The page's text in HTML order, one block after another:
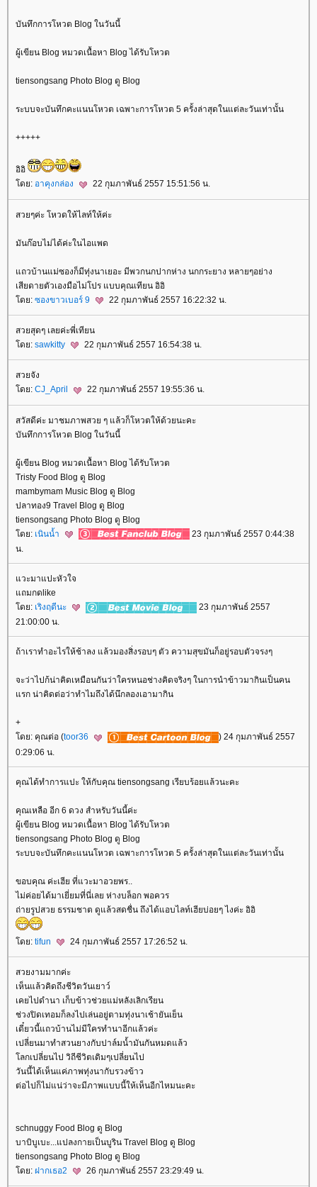
บันทึกการโหวต Blog ในวันนี้
ผู้เขียน Blog หมวดเนื้อหา Blog ได้รับโหวต
tiensongsang Photo Blog ดู Blog
ระบบจะบันทึกคะแนนโหวต เฉพาะการโหวต 5 ครั้งล่าสุดในแต่ละวันเท่านั้น
+++++
อิอิ
ดย: อาคุงกล่อง 22 กุมภาพันธ์ 2557 15:51:56 น.
สวยๆค่ะ โหวดให้ไลท์ให้ค่ะ
มันก๊อบไม่ได้ค่ะในไอแพด
ถวบ้านแม่ซองก็มีทุ่งนาเยอะ มีพวกนกปากห่าง นกกระยาง หลายๆอย่าง
เสียดายตัวเองมือไม่โปร แบบคุณเทียน อิอิ
ดย: ซองขาวเบอร์ 9 22 กุมภาพันธ์ 2557 16:22:32 น.
สวยสุดๆ เลยค่ะพี่เทียน
ดย: sawkitty 22 กุมภาพันธ์ 2557 16:54:38 น.
สวยจัง
ดย: CJ_April 22 กุมภาพันธ์ 2557 19:55:36 น.
สวัสดีค่ะ มาชมภาพสวย ๆ แล้วก็โหวตให้ด้วยนะคะ
บันทึกการโหวต Blog ในวันนี้
ผู้เขียน Blog หมวดเนื้อหา Blog ได้รับโหวต
Tristy Food Blog ดู Blog
mambymam Music Blog ดู Blog
ปลาทอง9 Travel Blog ดู Blog
tiensongsang Photo Blog ดู Blog
ดย: เนินน้ำ
23 กุมภาพันธ์ 2557 0:44:38
น.
วะมาแปะหัวใจ
ถมกดlike
ดย: เริงฤดีนะ
23 กุมภาพันธ์ 2557
21:00:00 น.
ถ้าเราทำอะไรให้ช้าลง แล้วมองสิ่งรอบๆ ตัว ความสุขมันก็อยู่รอบตัวจรงๆ
จะว่าไปก้น่าคิดเหมือนกันว่าใครหนอช่างคิดจริงๆ ในการนำข้าวมากินเป็นคน
รก น่าคิดต่อว่าทำไมถึงได้นึกลองเอามากิน
+
ดย: คุณต่อ (toor36
) 24 กุมภาพันธ์ 2557
0:29:06 น.
คุณได้ทำการแปะ ให้กับคุณ tiensongsang เรียบร้อยแล้วนะคะ
คุณเหลือ อีก 6 ดวง สำหรับวันนี้ค่ะ
ผู้เขียน Blog หมวดเนื้อหา Blog ได้รับโหวต
tiensongsang Photo Blog ดู Blog
ระบบจะบันทึกคะแนนโหวต เฉพาะการโหวต 5 ครั้งล่าสุดในแต่ละวันเท่านั้น
ขอบคุณ ค่ะเฮีย ที่แวะมาอวยพร..
ไม่ค่อยได้มาเยี่ยมที่นี่เลย ห่างบล็อก พอควร
ถ่ายรูปสวย ธรรมชาต ดูแล้วสดชื่น ถึงได้แอบไลท์เฮียบ่อยๆ ไงค่ะ อิอิ
ดย: tifun 24 กุมภาพันธ์ 2557 17:26:52 น.
สวยงามมากค่ะ
เห็นแล้วคิดถึงชีวิตวันเยาว์
เคยไปดำนา เก็บข้าวช่วยแม่หลังเลิกเรียน
ช่วงปิดเทอมก็ลงไปเล่นอยู่ตามทุ่งนาเช้ายันเย็น
เดี๋ยวนี้แถวบ้านไม่มีใครทำนาอีกแล้วค่ะ
เปลี่ยนมาทำสวนยางกับปาล์มน้ำมันกันหมดแล้ว
ลกเปลี่ยนไป วิถีชีวิตเดิมๆเปลี่ยนไป
วันนี้ได้เห็นแค่ภาพทุ่งนากับรวงข้าว
ต่อไปก็ไม่แน่ว่าจะมีภาพแบบนี้ให้เห็นอีกไหมนะคะ
schnuggy Food Blog ดู Blog
บาบิบูเบะ...แปลงกายเป็นบูริน Travel Blog ดู Blog
tiensongsang Photo Blog ดู Blog
ดย: ฝากเธอ2 26 กุมภาพันธ์ 2557 23:29:49 น.